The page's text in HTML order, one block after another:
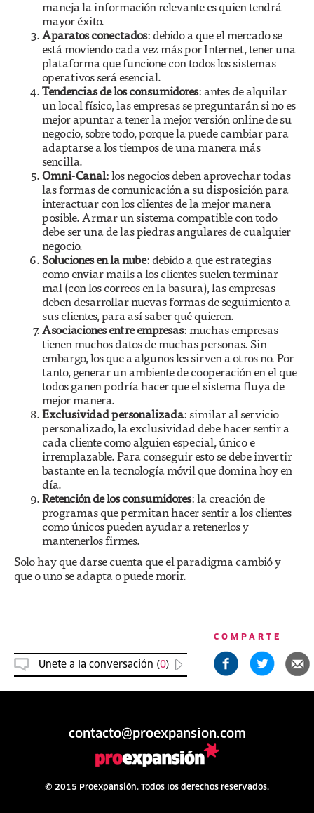
maneja la información relevante es quien tendrá
mayor éxito.
Aparatos conectados: debido a que el mercado se
está moviendo cada vez más por Internet, tener una
plataforma que funcione con todos los sistemas
operativos será esencial.
Tendencias de los consumidores: antes de alquilar
un local físico, las empresas se preguntarán si no es
mejor apuntar a tener la mejor versión online de su
negocio, sobre todo, porque la puede cambiar para
adaptarse a los tiempos de una manera más
sencilla.
Omni-Canal: los negocios deben aprovechar todas
las formas de comunicación a su disposición para
interactuar con los clientes de la mejor manera
posible. Armar un sistema compatible con todo
debe ser una de las piedras angulares de cualquier
negocio.
Soluciones en la nube: debido a que estrategias
como enviar mails a los clientes suelen terminar
mal (con los correos en la basura), las empresas
deben desarrollar nuevas formas de seguimiento a
sus clientes, para así saber qué quieren.
Asociaciones entre empresas: muchas empresas
tienen muchos datos de muchas personas. Sin
embargo, los que a algunos les sirven a otros no. Por
tanto, generar un ambiente de cooperación en el que
todos ganen podría hacer que el sistema fluya de
mejor manera.
Exclusividad personalizada: similar al servicio
personalizado, la exclusividad debe hacer sentir a
cada cliente como alguien especial, único e
irremplazable. Para conseguir esto se debe invertir
bastante en la tecnología móvil que domina hoy en
día.
Retención de los consumidores: la creación de
programas que permitan hacer sentir a los clientes
como únicos pueden ayudar a retenerlos y
mantenerlos firmes.
Solo hay que darse cuenta que el paradigma cambió y
que o uno se adapta o puede morir.
Únete a la conversación (0)
COMPARTE
contacto@proexpansion.com
© 2015 Proexpansión. Todos los derechos reservados.